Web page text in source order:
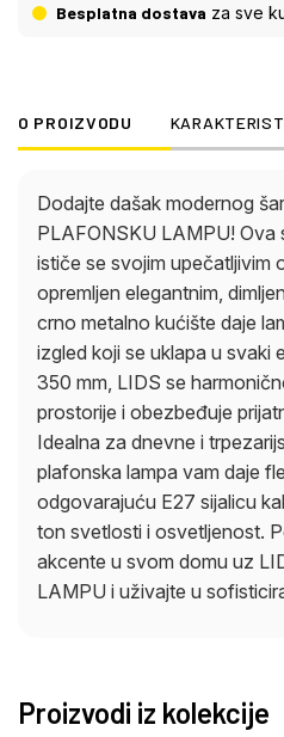
sijalicu kako biste postigli željeni
Besplatna dostava za sve
O PROIZVODU
Dodajte dašak modernog
PLAFONSKU LAMPU! Ova
ističe se svojim upečatljivim
opremljen elegantnim,
crno metalno kućište daje
izgled koji se uklapa u svaki
350 mm, LIDS se
prostorije i obezbeđuje
Idealna za dnevne i
plafonska lampa vam daje
odgovarajuću E27 sijalicu
ton svetlosti i osvetljenost.
akcente u svom domu uz
LAMPU i uživajte u
Proizvodi iz kolekcije